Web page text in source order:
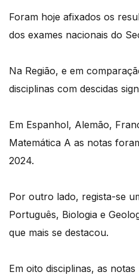
Foram hoje afixados os
dos exames nacionais do
Na Região, e em
disciplinas com descidas
Em Espanhol, Alemão,
Matemática A as notas
2024.
Por outro lado, regista-se
Português, Biologia e
que mais se destacou.
Em oito disciplinas, as